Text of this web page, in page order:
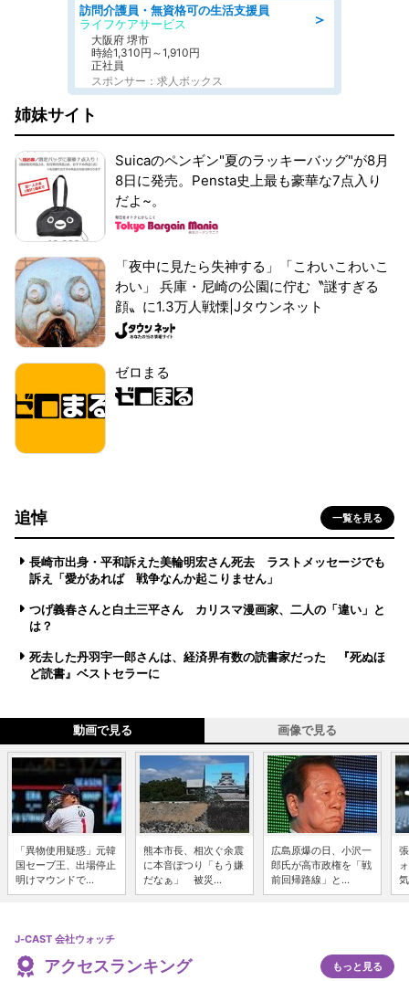
＞
訪問介護員・無資格可の生活支援員
ライフケアサービス
大阪府 堺市
時給1,310円～1,910円
正社員
スポンサー：求人ボックス
姉妹サイト
Suicaのペンギン"夏のラッキーバッグ"が8月
8日に発売。Pensta史上最も豪華な7点入り
だよ~。
「夜中に見たら失神する」「こわいこわいこ
わい」 兵庫・尼崎の公園に佇む〝謎すぎる
顔〟に1.3万人戦慄|Jタウンネット
ゼロまる
追悼 一覧を見る
長崎市出身・平和訴えた美輪明宏さん死去 ラストメッセージでも
訴え「愛があれば 戦争なんか起こりません」
つげ義春さんと白土三平さん カリスマ漫画家、二人の「違い」と
は？
死去した丹羽宇一郎さんは、経済界有数の読書家だった 『死ぬほ
ど読書』ベストセラーに
動画で見る 画像で見る
「異物使用疑惑」元韓
国セーブ王、出場停止
明けマウンドで...
熊本市長、相次ぐ余震
に本音ぽつり「もう嫌
だなぁ」 被災...
広島原爆の日、小沢一
郎氏が高市政権を「戦
前回帰路線」と...
J-CAST 会社ウォッチ
アクセスランキング もっと見る